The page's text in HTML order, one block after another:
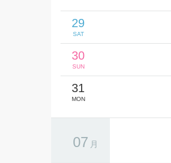
29
SAT
30
SUN
31
MON
07 月